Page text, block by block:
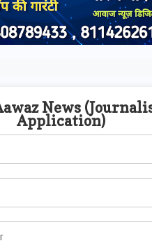
News
Application)